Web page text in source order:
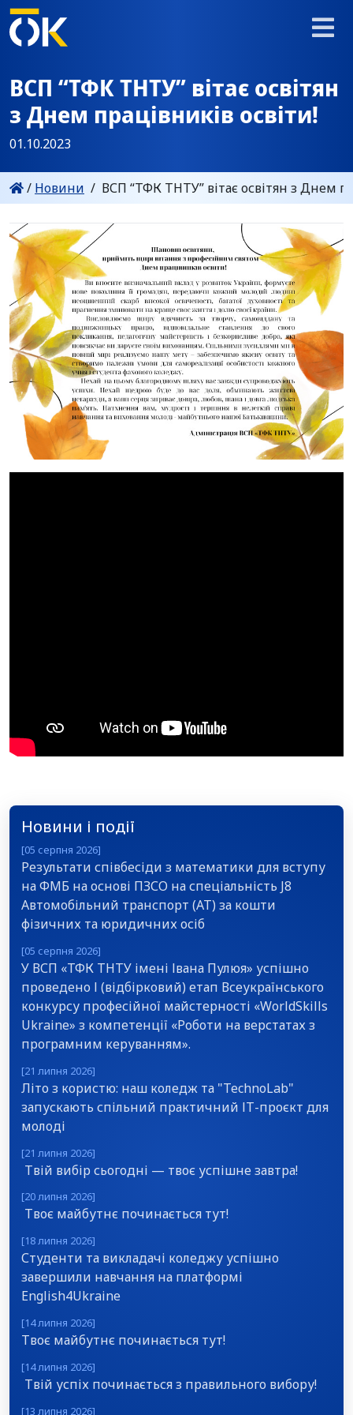
ВСП “ТФК ТНТУ” вітає освітян
з Днем працівників освіти!
01.10.2023
/ Новини / ВСП “ТФК ТНТУ” вітає освітян з Днем
Новини і події
[05 серпня 2026]
Результати співбесіди з математики для вступу
на ФМБ на основі ПЗСО на спеціальність J8
Автомобільний транспорт (АТ) за кошти
фізичних та юридичних осіб
[05 серпня 2026]
У ВСП «ТФК ТНТУ імені Івана Пулюя» успішно
проведено І (відбірковий) етап Всеукраїнського
конкурсу професійної майстерності «WorldSkills
Ukraine» з компетенції «Роботи на верстатах з
програмним керуванням».
[21 липня 2026]
Літо з користю: наш коледж та "TechnoLab"
запускають спільний практичний ІТ-проєкт для
молоді
[21 липня 2026]
Твій вибір сьогодні — твоє успішне завтра!
[20 липня 2026]
Твоє майбутнє починається тут!
[18 липня 2026]
Студенти та викладачі коледжу успішно
завершили навчання на платформі
English4Ukraine
[14 липня 2026]
Твоє майбутнє починається тут!
[14 липня 2026]
Твій успіх починається з правильного вибору!
[13 липня 2026]